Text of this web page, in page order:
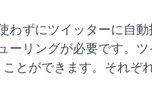
わずにツイッターに自
ーリングが必要です。
とができます。それぞ